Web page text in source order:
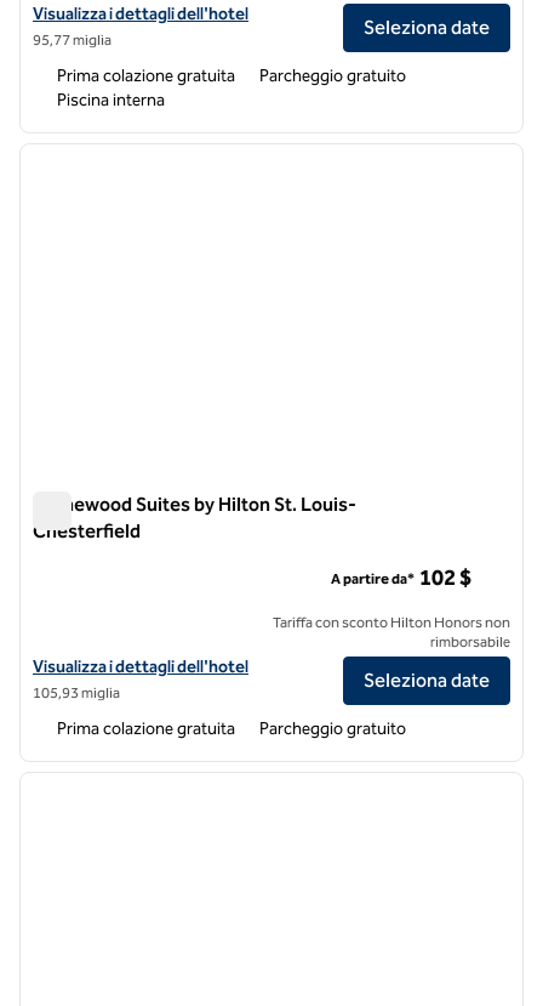
Visualizza i dettagli dell'hotel Homewood Suites by Hilton
Visualizza i dettagli dell'hotel
95,77 miglia
Seleziona date
Prima colazione gratuita
Parcheggio gratuito
Piscina interna
1 di 12
Homewood Suites by Hilton St. Louis-
Chesterfield
Visualizza i dettagli dell'hotel Homewood Suites by Hilton St.
Visualizza i dettagli dell'hotel
105,93 miglia
A partire da* 102 $
Tariffa con sconto Hilton Honors non
rimborsabile
Seleziona date
Prima colazione gratuita Parcheggio gratuito
1 di 12